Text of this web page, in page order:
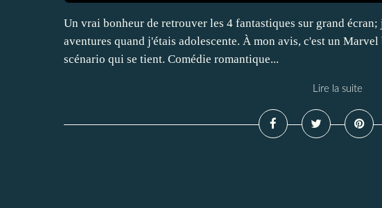
Un vrai bonheur de retrouver les 4 fantastiques sur grand
aventures quand j'étais adolescente. À mon avis, c'est un
scénario qui se tient. Comédie romantique...
Lire la suite